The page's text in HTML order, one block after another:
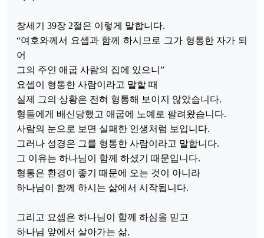
창세기 39장 2절은 이렇게 말합니다.
“여호와께서 요셉과 함께 하시므로 그가 형통한 자가 되
어
그의 주인 애굽 사람의 집에 있으니”
요셉이 형통한 사람이라고 말할 때
실제
그의 상황은 전혀 형통해 보이지 않았습니다.
형들에게 배신당했고 애굽에 노예로 팔려왔습니다.
사람의 눈으로 보면 실패한 인생처럼 보입니다.
그러나 성경은 그를 형통한 사람이라고 말합니다.
그 이유는 하나님이 함께 하셨기 때문입니다.
형통은 환경이 좋기 때문에 오는 것이 아니라
하나님이 함께 하시는 삶에서 시작됩니다.
그리고 요셉은 하나님이 함께 하심을 믿고
하나님 앞에서 살아가는 삶,